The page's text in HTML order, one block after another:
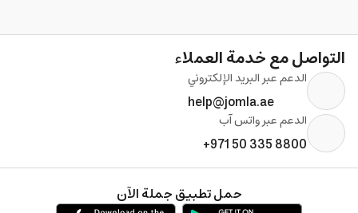
التواصل مع خدمة العملاء
الدعم عبر البريد الإلكتروني
help@jomla.ae
الدعم عبر واتس آب
+971 50 335 8800
حمل تطبيق جملة الآن